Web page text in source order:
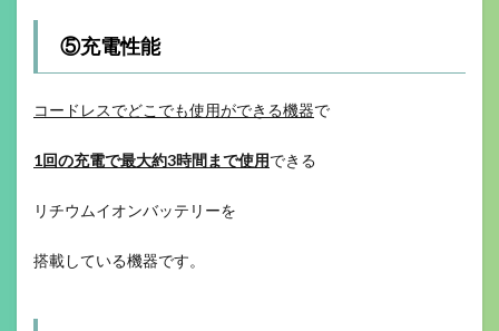
⑤充電性能
コードレスでどこでも使用ができる機器で
1回の充電で最大約3時間まで使用できる
リチウムイオンバッテリーを
搭載している機器です。